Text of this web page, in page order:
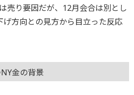
売り要因だが、12月会合は別とし
げ方向との見方から目立った反応
金の背景